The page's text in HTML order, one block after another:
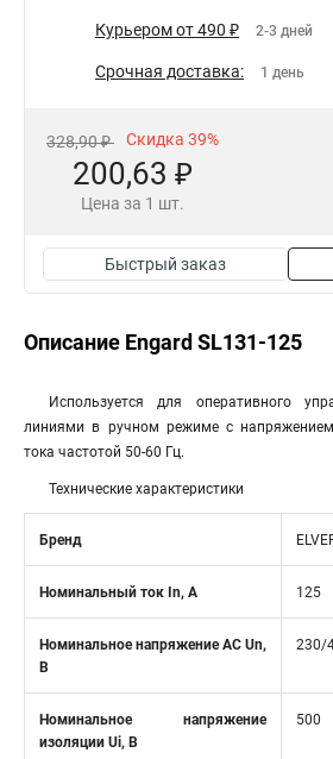
Курьером от 490 ₽ 2-3 дней
Срочная доставка: 1 день
328,90 ₽ Скидка 39%
200,63 ₽
Цена за 1 шт.
Быстрый заказ
Описание Engard SL131-125
Используется для оперативного
линиями в ручном режиме с
тока частотой 50-60 Гц.
Технические характеристики
Бренд
Номинальный ток In, А 125
Номинальное напряжение АС Un,
В
230/
Номинальное напряжение
изоляции Ui, В
500